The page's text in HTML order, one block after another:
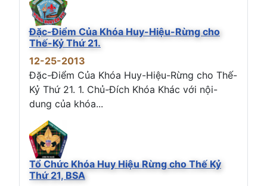
Đặc-Điểm Của Khóa Huy-Hiệu-Rừng cho
Thế-Kỷ Thứ 21.
12-25-2013
Đặc-Điểm Của Khóa Huy-Hiệu-Rừng cho Thế-
Kỷ Thứ 21. 1. Chủ-Đích Khóa Khác với nội-
dung của khóa...
Tổ Chức Khóa Huy Hiệu Rừng cho Thế Kỷ
Thứ 21, BSA